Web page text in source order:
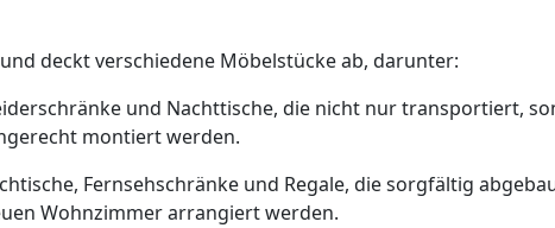
deckt verschiedene Möbelstücke ab, darunter:
und Nachttische, die nicht nur transportiert,
montiert werden.
Fernsehschränke und Regale, die sorgfältig
Wohnzimmer arrangiert werden.